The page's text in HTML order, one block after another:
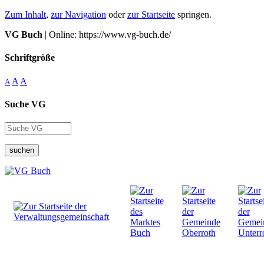
Zum Inhalt, zur Navigation oderzur Startseite springen.
VG Buch | Online: https://www.vg-buch.de/
Schriftgröße
A A A
Suche VG
suchen